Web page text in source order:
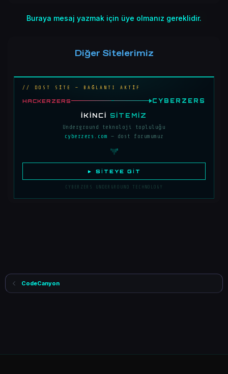
Buraya mesaj yazmak için üye olmanız gereklidir.
Diğer Sitelerimiz
// DOST SİTE — BAĞLANTI AKTİF
HACKERZERS CYBERZERS
İKINCI SITEMIZ
Underground teknoloji topluluğu
cyberzers.com — dost forumumuz
► SITEYE GIT
CYBERZERS UNDERGROUND TECHNOLOGY
CodeCanyon